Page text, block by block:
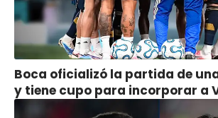
Boca oficializó la partida de
y tiene cupo para incorporar a